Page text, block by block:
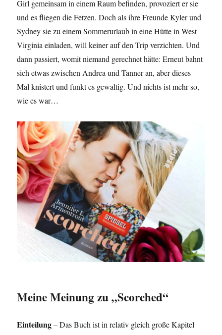
Girl gemeinsam in einem Raum befinden, provoziert er sie
und es fliegen die Fetzen. Doch als ihre Freunde Kyler und
Sydney sie zu einem Sommerurlaub in eine Hütte in West
Virginia einladen, will keiner auf den Trip verzichten. Und
dann passiert, womit niemand gerechnet hätte: Erneut bahnt
sich etwas zwischen Andrea und Tanner an, aber dieses
Mal knistert und funkt es gewaltig. Und nichts ist mehr so,
wie es war…
Meine Meinung zu „Scorched“
Einteilung– Das Buch ist in relativ gleich große Kapitel